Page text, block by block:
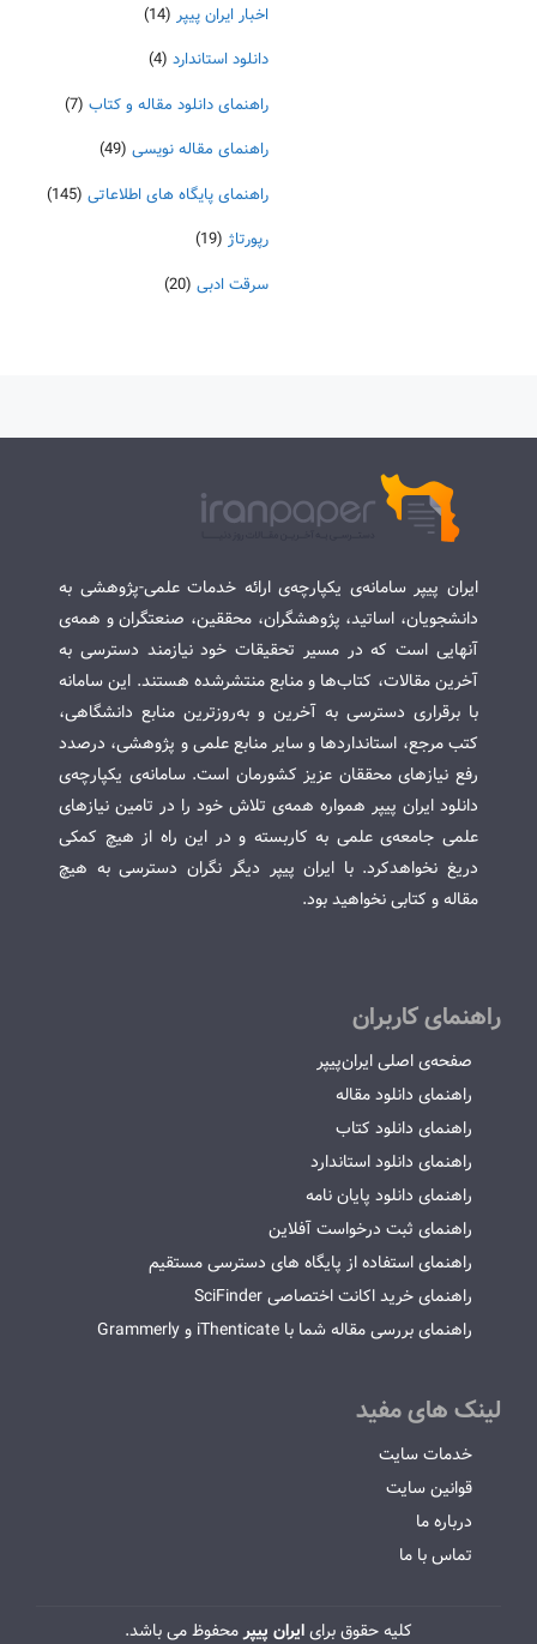
اخبار ایران پیپر (14)
دانلود استاندارد (4)
راهنمای دانلود مقاله و کتاب (7)
راهنمای مقاله نویسی (49)
راهنمای پایگاه های اطلاعاتی (145)
رپورتاژ (19)
سرقت ادبی (20)
ایران پیپر سامانه‌ی یکپارچه‌ی ارائه خدمات علمی-پژوهشی به
دانشجویان، اساتید، پژوهشگران، محققین، صنعتگران و همه‌ی
آنهایی است که در مسیر تحقیقات خود نیازمند دسترسی به
آخرین مقالات، کتاب‌ها و منابع منتشرشده هستند. این سامانه
با برقراری دسترسی به آخرین و به‌روزترین منابع دانشگاهی،
کتب مرجع، استانداردها و سایر منابع علمی و پژوهشی، درصدد
رفع نیازهای محققان عزیز کشورمان است. سامانه‌ی یکپارچه‌ی
دانلود ایران پیپر همواره همه‌ی تلاش خود را در تامین نیازهای
علمی جامعه‌ی علمی به کاربسته و در این راه از هیچ کمکی
دریغ نخواهدکرد. با ایران پیپر دیگر نگران دسترسی به هیچ
مقاله و کتابی نخواهید بود.
راهنمای کاربران
صفحه‌ی اصلی ایران‌پیپر
راهنمای دانلود مقاله
راهنمای دانلود کتاب
راهنمای دانلود استاندارد
راهنمای دانلود پایان نامه
راهنمای ثبت درخواست آفلاین
راهنمای استفاده از پایگاه های دسترسی مستقیم
راهنمای خرید اکانت اختصاصی SciFinder
راهنمای بررسی مقاله شما با iThenticate و Grammerly
لینک های مفید
خدمات سایت
قوانین سایت
درباره ما
تماس با ما
کلیه حقوق برایایران پیپرمحفوظ می باشد.